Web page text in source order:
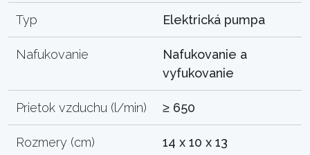
Typ Elektrická pumpa
Nafukovanie
Nafukovanie a
vyfukovanie
Prietok vzduchu (l/min) ≥ 650
Rozmery (cm) 14 x 10 x 13